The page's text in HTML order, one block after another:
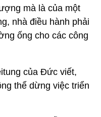
mà là của một
nhà điều hành phải
ống cho các công
của Đức viết,
thể dừng việc triển